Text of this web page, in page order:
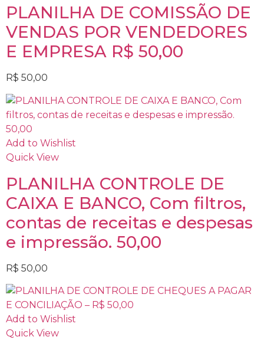
PLANILHA DE COMISSÃO DE
VENDAS POR VENDEDORES
E EMPRESA R$ 50,00
R$ 50,00
Add to Wishlist
Quick View
PLANILHA CONTROLE DE
CAIXA E BANCO, Com filtros,
contas de receitas e despesas
e impressão. 50,00
R$ 50,00
Add to Wishlist
Quick View